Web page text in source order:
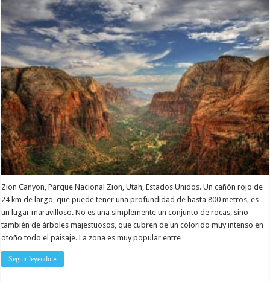
Zion Canyon, Parque Nacional Zion, Utah, Estados Unidos. Un cañón rojo de
24 km de largo, que puede tener una profundidad de hasta 800 metros, es
un lugar maravilloso. No es una simplemente un conjunto de rocas, sino
también de árboles majestuosos, que cubren de un colorido muy intenso en
otoño todo el paisaje. La zona es muy popular entre …
Seguir leyendo »